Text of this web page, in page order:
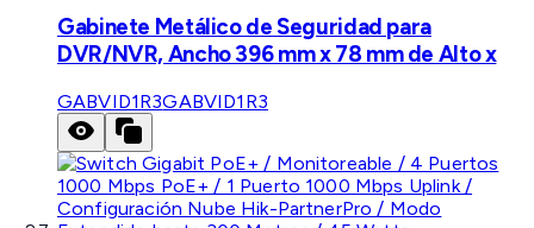
Gabinete Metálico de Seguridad para
DVR/NVR, Ancho 396 mm x 78 mm de Alto x
GABVID1R3GABVID1R3